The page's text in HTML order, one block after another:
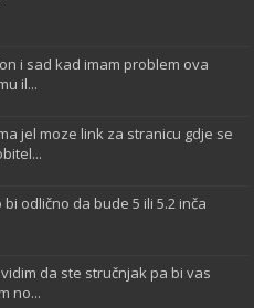
i sad kad imam problem ova
il...
jel moze link za stranicu gdje se
odlično da bude 5 ili 5.2 inča
da ste stručnjak pa bi vas
no...